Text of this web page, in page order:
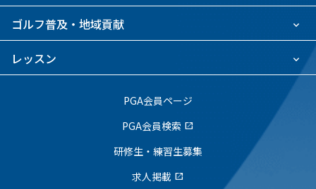
ゴルフ普及・地域貢献
レッスン
PGA会員ページ
PGA会員検索 open_in_new
研修生・練習生募集
求人掲載 open_in_new